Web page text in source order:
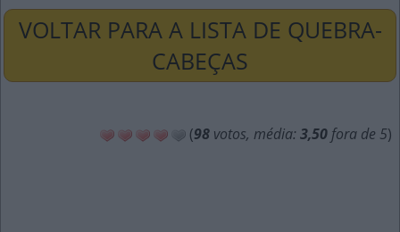
VOLTAR PARA A LISTA DE QUEBRA-
CABEÇAS
(98 votos, média: 3,50 fora de 5)